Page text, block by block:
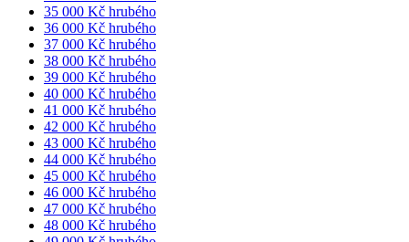
35 000 Kč hrubého
36 000 Kč hrubého
37 000 Kč hrubého
38 000 Kč hrubého
39 000 Kč hrubého
40 000 Kč hrubého
41 000 Kč hrubého
42 000 Kč hrubého
43 000 Kč hrubého
44 000 Kč hrubého
45 000 Kč hrubého
46 000 Kč hrubého
47 000 Kč hrubého
48 000 Kč hrubého